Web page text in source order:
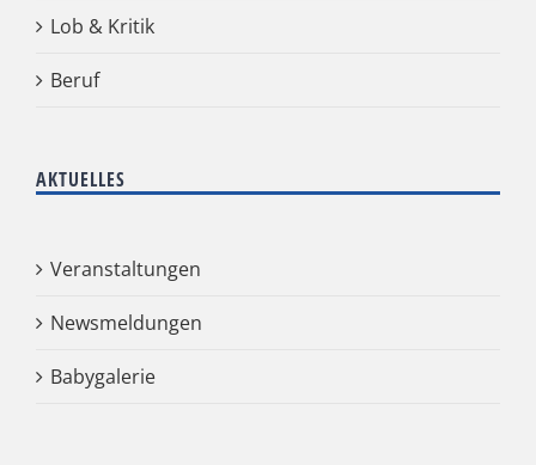
Lob & Kritik
Beruf
AKTUELLES
Veranstaltungen
Newsmeldungen
Babygalerie